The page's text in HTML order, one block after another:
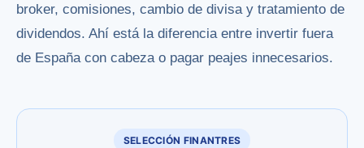
broker, comisiones, cambio de divisa y tratamiento de
dividendos. Ahí está la diferencia entre invertir fuera
de España con cabeza o pagar peajes innecesarios.
SELECCIÓN FINANTRES